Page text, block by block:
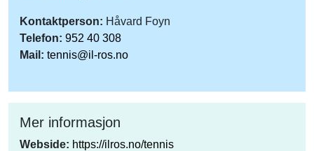
Kontaktperson: Håvard Foyn
Telefon: 952 40 308
Mail: tennis@il-ros.no
Mer informasjon
Webside: https://ilros.no/tennis